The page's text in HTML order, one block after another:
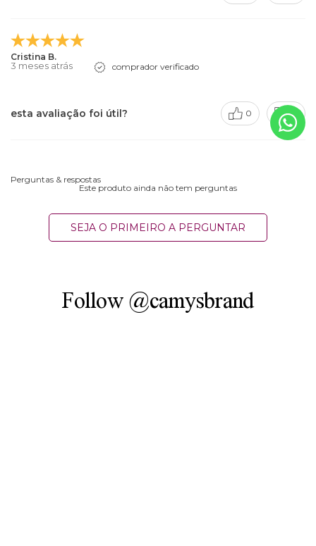
Cristina B.
3 meses atrás comprador verificado
esta avaliação foi útil? 0 0
Perguntas & respostas
Este produto ainda não tem perguntas
SEJA O PRIMEIRO A PERGUNTAR
Follow @camysbrand